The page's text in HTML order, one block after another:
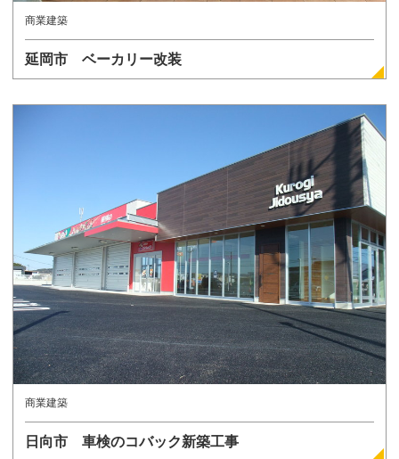
商業建築
延岡市 ベーカリー改装
商業建築
日向市 車検のコバック新築工事
詳しく見る